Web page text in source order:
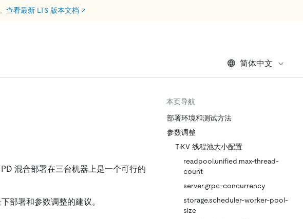
查看最新 LTS 版本文档 ↗
简体中文
混合部署在三台机器上是一个可行的
部署和参数调整的建议。
本页导航
部署环境和测试方法
参数调整
TiKV 线程池大小配置
readpool.unified.max-thread-
count
server.grpc-concurrency
storage.scheduler-worker-pool-
size